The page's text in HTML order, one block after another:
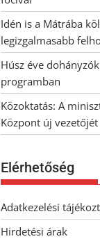
Idén is a Mátrába
legizgalmasabb
Húsz éve
programban
Közoktatás: A
Központ új vezetőjét
Elérhetőség
Adatkezelési
Hirdetési árak